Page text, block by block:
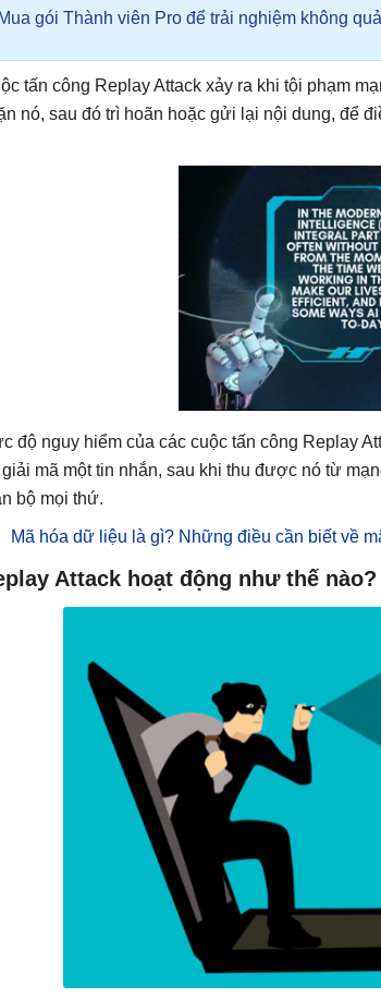
Mua gói Thành viên Pro để trải nghiệm không
tấn công Replay Attack xảy ra khi tội phạm
nó, sau đó trì hoãn hoặc gửi lại nội dung, để
độ nguy hiểm của các cuộc tấn công Replay
mã một tin nhắn, sau khi thu được nó từ
bộ mọi thứ.
Mã hóa dữ liệu là gì? Những điều cần biết về
Attack hoạt động như thế nào?